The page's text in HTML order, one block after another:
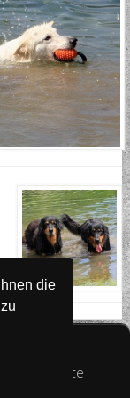
- Zuchtstätte
die